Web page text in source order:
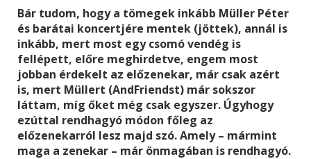
Bár tudom, hogy a tömegek inkább Müller Péter
és barátai koncertjére mentek (jöttek), annál is
inkább, mert most egy csomó vendég is
fellépett, előre meghirdetve, engem most
jobban érdekelt az előzenekar, már csak azért
is, mert Müllert (AndFriendst) már sokszor
láttam, míg őket még csak egyszer. Úgyhogy
ezúttal rendhagyó módon főleg az
előzenekarról lesz majd szó. Amely – mármint
maga a zenekar – már önmagában is rendhagyó.